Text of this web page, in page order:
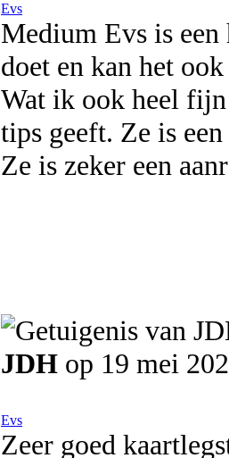
Evs
Medium Evs is een
doet en kan het
Wat ik ook heel fijn
tips geeft. Ze is
Ze is zeker een
JDH op 19 mei
Evs
Zeer goed